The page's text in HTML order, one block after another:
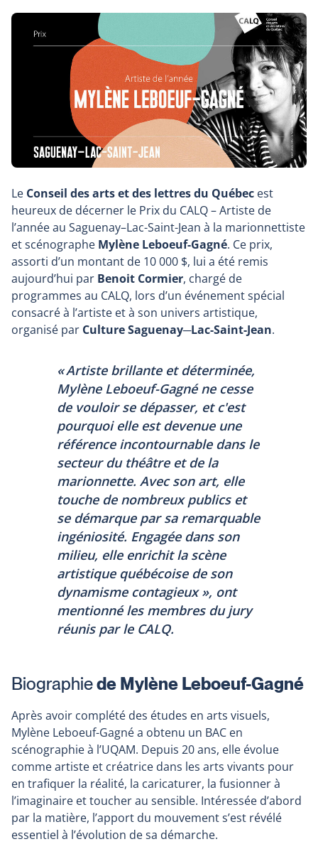
Le Conseil des arts et des lettres du Québec est
heureux de décerner le Prix du CALQ – Artiste de
l’année au Saguenay–Lac-Saint-Jean à la marionnettiste
et scénographe Mylène Leboeuf-Gagné. Ce prix,
assorti d’un montant de 10 000 $, lui a été remis
aujourd’hui par Benoit Cormier, chargé de
programmes au CALQ, lors d’un événement spécial
consacré à l’artiste et à son univers artistique,
organisé par Culture Saguenay─Lac-Saint-Jean.
« Artiste brillante et déterminée,
Mylène Leboeuf-Gagné ne cesse
de vouloir se dépasser, et c'est
pourquoi elle est devenue une
référence incontournable dans le
secteur du théâtre et de la
marionnette. Avec son art, elle
touche de nombreux publics et
se démarque par sa remarquable
ingéniosité. Engagée dans son
milieu, elle enrichit la scène
artistique québécoise de son
dynamisme contagieux », ont
mentionné les membres du jury
réunis par le CALQ.
Biographiede Mylène Leboeuf-Gagné
Après avoir complété des études en arts visuels,
Mylène Leboeuf-Gagné a obtenu un BAC en
scénographie à l’UQAM. Depuis 20 ans, elle évolue
comme artiste et créatrice dans les arts vivants pour
en trafiquer la réalité, la caricaturer, la fusionner à
l’imaginaire et toucher au sensible. Intéressée d’abord
par la matière, l’apport du mouvement s’est révélé
essentiel à l’évolution de sa démarche.